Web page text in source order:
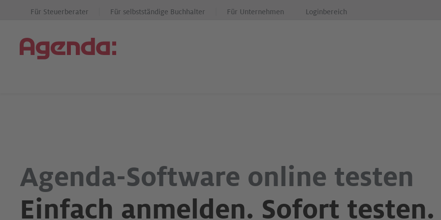
Für Steuerberater Für selbstständige Buchhalter Für Unternehmen Loginbereich
Agenda-Software online testen
Einfach anmelden. Sofort testen.